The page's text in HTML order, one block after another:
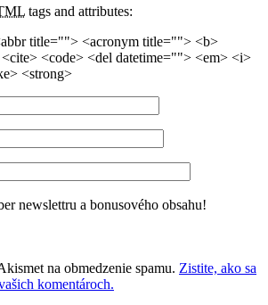
tags and attributes:
title=""> <acronym title=""> <b>
<code> <del datetime=""> <em> <i>
<strong>
newslettru a bonusového obsahu!
na obmedzenie spamu. Zistite, ako sa
komentároch.